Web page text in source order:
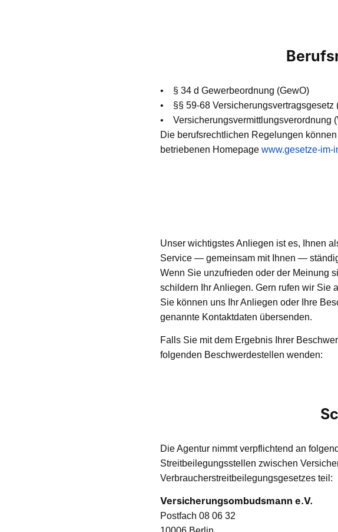
• § 34 d Gewerbeordnung (GewO)
• §§ 59-68 Versicherungsvertragsgesetz
• Versicherungsvermittlungsverordnung
Die berufsrechtlichen Regelungen
betriebenen Homepage www.gesetze-im-
Unser wichtigstes Anliegen ist es, Ihnen
Service — gemeinsam mit Ihnen —
Wenn Sie unzufrieden oder der Meinung
schildern Ihr Anliegen. Gern rufen wir Sie
Sie können uns Ihr Anliegen oder Ihre
genannte Kontaktdaten übersenden.
Falls Sie mit dem Ergebnis Ihrer
folgenden Beschwerdestellen wenden:
Die Agentur nimmt verpflichtend an
Streitbeilegungsstellen zwischen
Verbraucherstreitbeilegungsgesetzes teil:
Versicherungsombudsmann e.V.
Postfach 08 06 32